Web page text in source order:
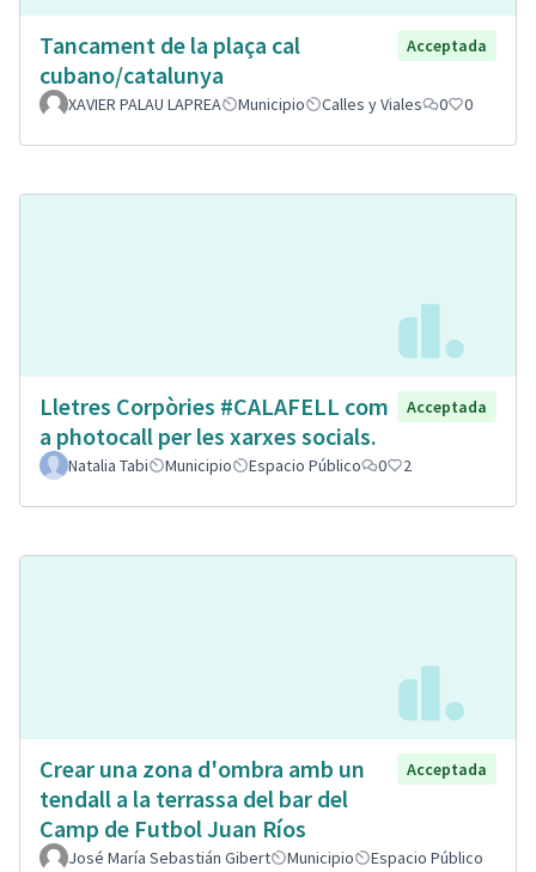
Tancament de la plaça cal
cubano/catalunya
Acceptada
XAVIER PALAU LAPREA Municipio Calles y Viales 0 0
Lletres Corpòries #CALAFELL com
a photocall per les xarxes socials.
Acceptada
Natalia Tabi Municipio Espacio Público 0 2
Crear una zona d'ombra amb un
tendall a la terrassa del bar del
Camp de Futbol Juan Ríos
Acceptada
José María Sebastián Gibert Municipio
Espacio Público